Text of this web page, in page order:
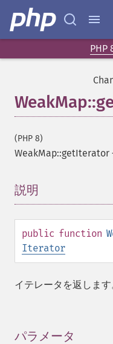
PHP
(PHP 8)
WeakMap::getIterator
説明
public function
Iterator
イテレータを返します
パラメータ